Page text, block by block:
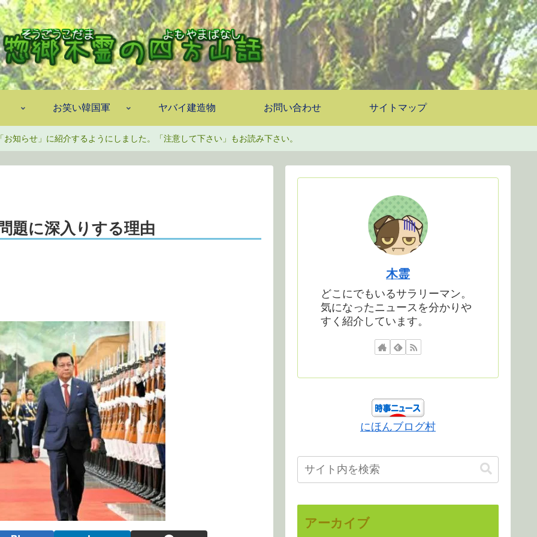
お笑い韓国軍 ヤバイ建造物 お問い合わせ サイトマップ
お知らせ」に紹介するようにしました。「注意して下さい」もお読み下さい。
題に深入りする理由
木霊
どこにでもいるサラリーマン。
気になったニュースを分かりや
すく紹介しています。
にほんブログ村
アーカイブ